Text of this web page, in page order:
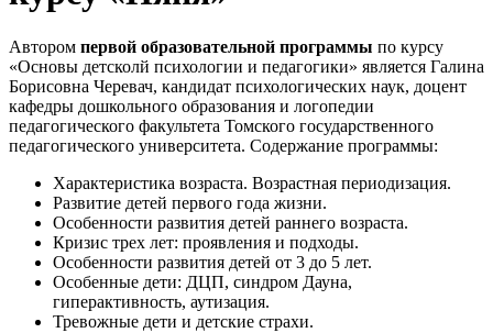
Автором первой образовательной программы по курсу
«Основы детсколй психологии и педагогики» является Галина
Борисовна Черевач, кандидат психологических наук, доцент
кафедры дошкольного образования и логопедии
педагогического факультета Томского государственного
педагогического университета. Содержание программы:
Характеристика возраста. Возрастная периодизация.
Развитие детей первого года жизни.
Особенности развития детей раннего возраста.
Кризис трех лет: проявления и подходы.
Особенности развития детей от 3 до 5 лет.
Особенные дети: ДЦП, синдром Дауна,
гиперактивность, аутизация.
Тревожные дети и детские страхи.